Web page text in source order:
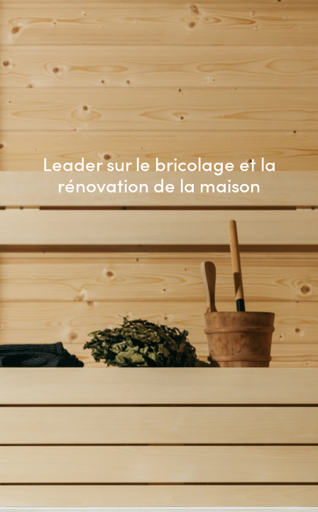
Leader sur le bricolage etla
rénovation de la maison